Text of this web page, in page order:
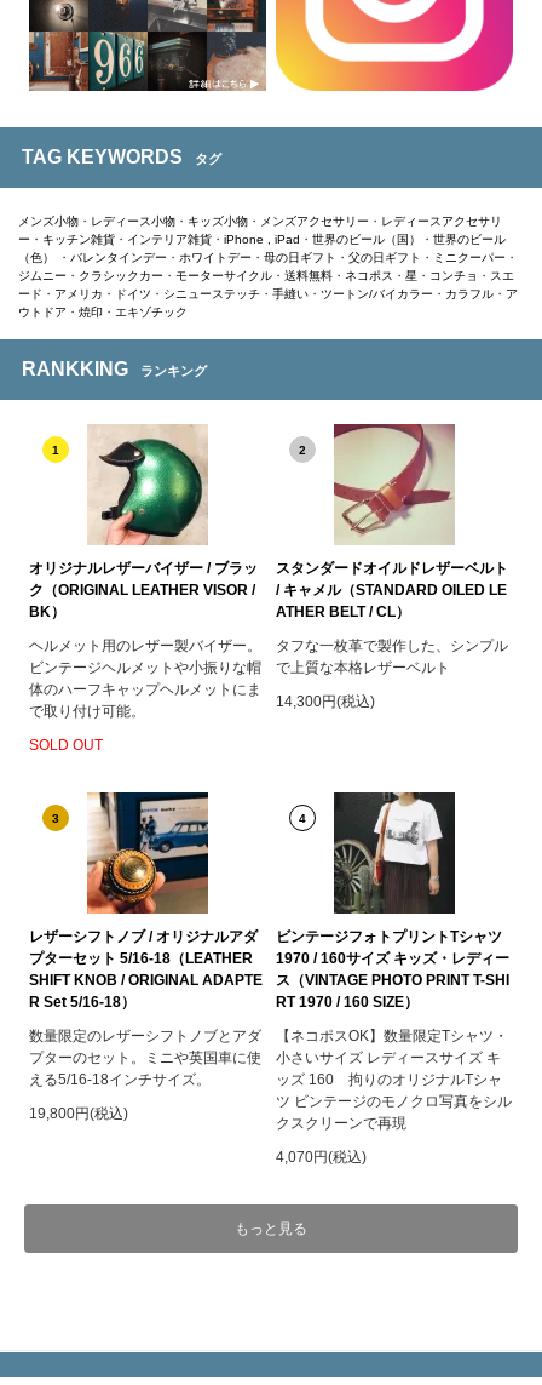
TAG KEYWORDS タグ
メンズ小物 ・ レディース小物 ・ キッズ小物 ・ メンズアクセサリー ・ レディースアクセサリ
ー ・ キッチン雑貨 ・ インテリア雑貨 ・ iPhone , iPad ・ 世界のビール（国） ・ 世界のビール
（色）
・ バレンタインデー ・ ホワイトデー ・ 母の日ギフト ・ 父の日ギフト ・ ミニクーパー ・
ジムニー ・ クラシックカー ・ モーターサイクル ・ 送料無料 ・ ネコポス ・ 星 ・ コンチョ ・ スエ
ード ・ アメリカ ・ ドイツ ・ シニューステッチ ・ 手縫い ・ ツートン/バイカラー ・ カラフル ・ ア
ウトドア ・ 焼印 ・ エキゾチック
RANKKING ランキング
1
オリジナルレザーバイザー / ブラッ
ク（ORIGINAL LEATHER VISOR /
BK）
ヘルメット用のレザー製バイザー。
ビンテージヘルメットや小振りな帽
体のハーフキャップヘルメットにま
で取り付け可能。
SOLD OUT
2
スタンダードオイルドレザーベルト
/ キャメル（STANDARD OILED LE
ATHER BELT / CL）
タフな一枚革で製作した、シンプル
で上質な本格レザーベルト
14,300円(税込)
3
レザーシフトノブ / オリジナルアダ
プターセット 5/16-18（LEATHER
SHIFT KNOB / ORIGINAL ADAPTE
R Set 5/16-18）
数量限定のレザーシフトノブとアダ
プターのセット。ミニや英国車に使
える5/16-18インチサイズ。
19,800円(税込)
4
ビンテージフォトプリントTシャツ
1970 / 160サイズ キッズ・レディー
ス（VINTAGE PHOTO PRINT T-SHI
RT 1970 / 160 SIZE）
【ネコポスOK】数量限定Tシャツ・
小さいサイズ レディースサイズ キ
ッズ 160 拘りのオリジナルTシャ
ツ ビンテージのモノクロ写真をシル
クスクリーンで再現
4,070円(税込)
もっと見る